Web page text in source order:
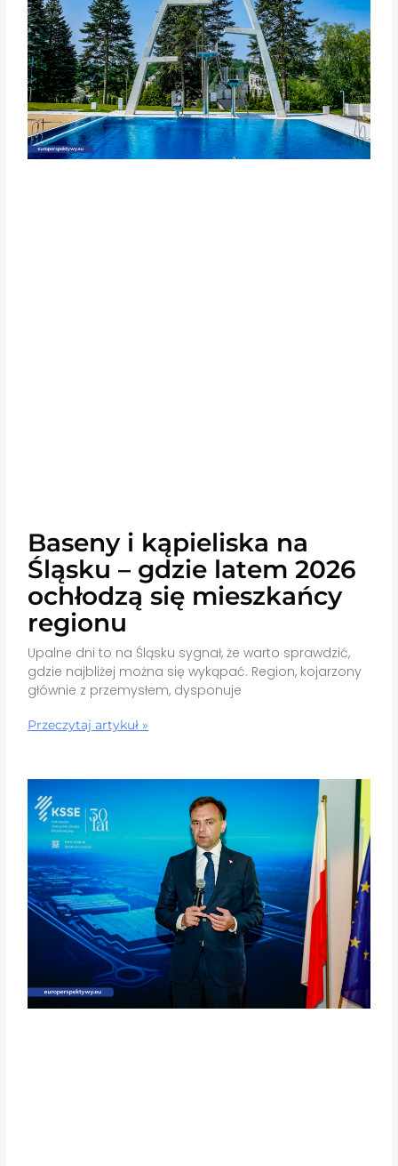
Baseny i kąpieliska na
Śląsku – gdzie latem 2026
ochłodzą się mieszkańcy
regionu
Upalne dni to na Śląsku sygnał, że warto sprawdzić,
gdzie najbliżej można się wykąpać. Region, kojarzony
głównie z przemysłem, dysponuje
Przeczytaj artykuł »